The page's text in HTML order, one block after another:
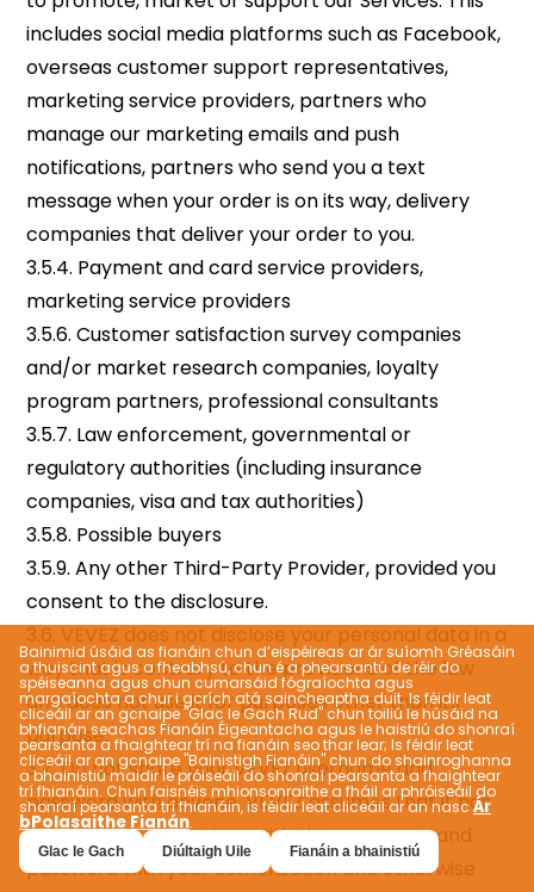
Bainimid úsáid as fianáin chun d’eispéireas ar ár suíomh Gréasáin
a thuiscint agus a fheabhsú, chun é a phearsantú de réir do
spéiseanna agus chun cumarsáid fógraíochta agus
margaíochta a chur i gcrích atá saincheaptha duit. Is féidir leat
cliceáil ar an gcnaipe "Glac le Gach Rud" chun toiliú le húsáid na
bhfianán seachas Fianáin Éigeantacha agus le haistriú do shonraí
pearsanta a fhaightear trí na fianáin seo thar lear; Is féidir leat
cliceáil ar an gcnaipe "Bainistigh Fianáin" chun do shainroghanna
a bhainistiú maidir le próiseáil do shonraí pearsanta a fhaightear
trí fhianáin. Chun faisnéis mhionsonraithe a fháil ar phróiseáil do
shonraí pearsanta trí fhianáin, is féidir leat cliceáil ar an nascÁr
bPolasaithe Fianán.
Glac le Gach Diúltaigh Uile Fianáin a bhainistiú